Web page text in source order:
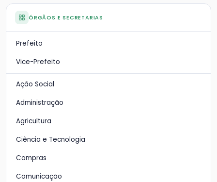
ÓRGÃOS E SECRETARIAS
Prefeito
Vice-Prefeito
Ação Social
Administração
Agricultura
Ciência e Tecnologia
Compras
Comunicação